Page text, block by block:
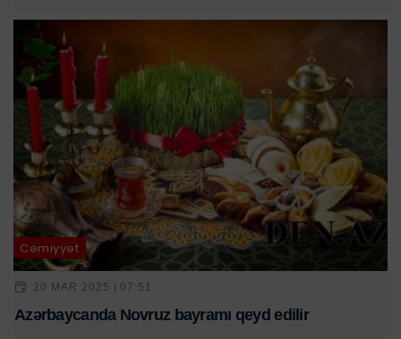
Cəmiyyət
20 MAR 2025 | 07:51
Azərbaycanda Novruz bayramı qeyd edilir